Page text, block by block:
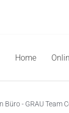
Home
Büro- GRAU Team